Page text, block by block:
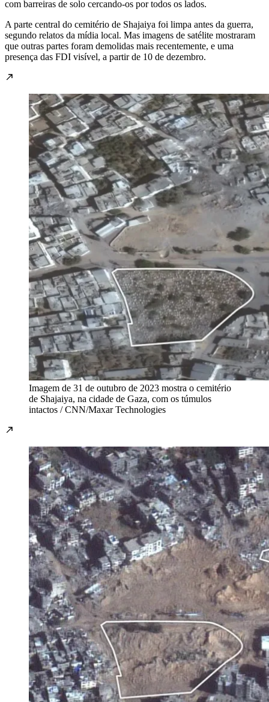
com barreiras de solo cercando-os por todos os lados.
A parte central do cemitério de Shajaiya foi limpa antes da guerra,
segundo relatos da mídia local. Mas imagens de satélite mostraram
que outras partes foram demolidas mais recentemente, e uma
presença das FDI visível, a partir de 10 de dezembro.
Imagem de 31 de outubro de 2023 mostra o cemitério
de Shajaiya, na cidade de Gaza, com os túmulos
intactos / CNN/Maxar Technologies